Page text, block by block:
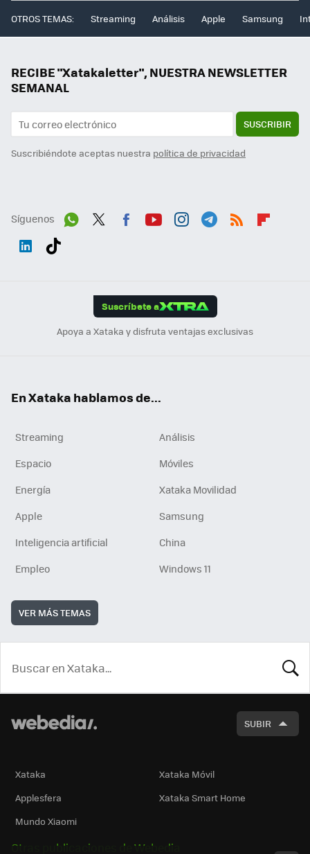
OTROS TEMAS: Streaming Análisis Apple Samsung
RECIBE "Xatakaletter", NUESTRA NEWSLETTER
SEMANAL
SUSCRIBIR
Suscribiéndote aceptas nuestra política de privacidad
Síguenos
Suscríbete a
Apoya a Xataka y disfruta ventajas exclusivas
En Xataka hablamos de...
Streaming
Análisis
Espacio
Móviles
Energía
Xataka Movilidad
Apple
Samsung
Inteligencia artificial
China
Empleo
Windows 11
VER MÁS TEMAS
SUBIR
Xataka
Xataka Móvil
Applesfera
Xataka Smart Home
Mundo Xiaomi
Otras publicaciones de Webedia